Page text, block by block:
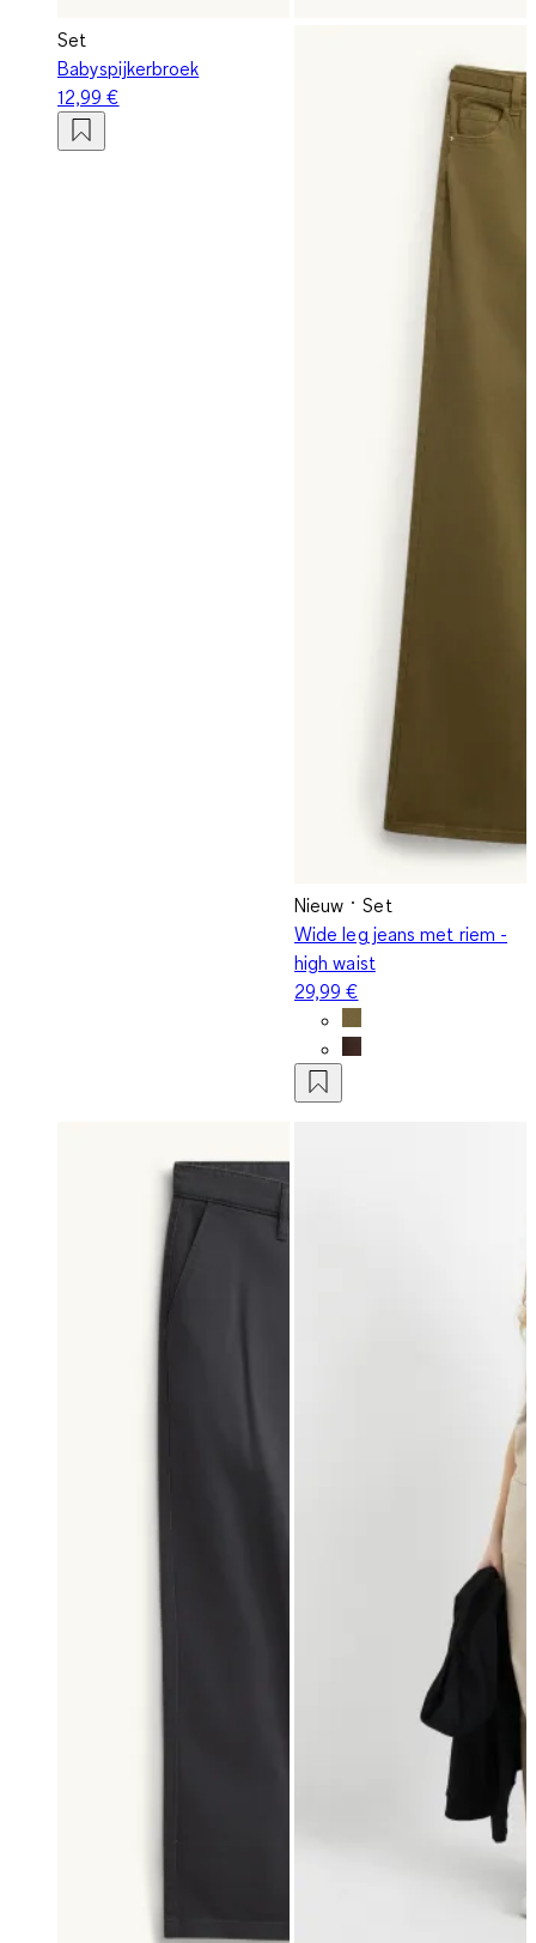
Set
Babyspijkerbroek
12,99 €
Nieuw
Set
Wide leg jeans met riem -
high waist
29,99 €